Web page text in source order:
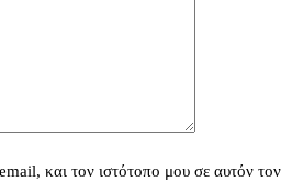
και τον ιστότοπο μου σε αυτόν